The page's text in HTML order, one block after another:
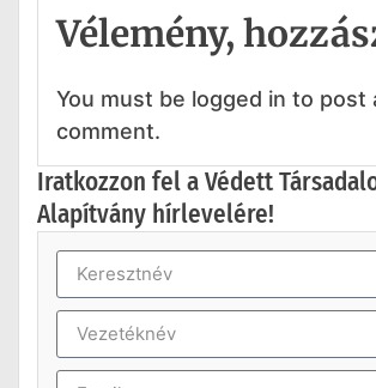
Vélemény,
You must be logged in to post
comment.
Iratkozzon fel a Védett
Alapítvány hírlevelére!